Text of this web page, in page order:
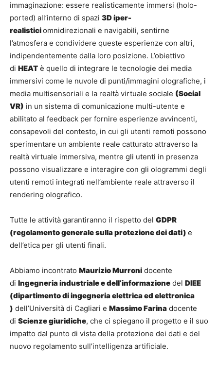
immaginazione: essere realisticamente immersi (holo-
ported) all’interno di spazi 3D iper-
realisticiomnidirezionali e navigabili, sentirne
l’atmosfera e condividere queste esperienze con altri,
indipendentemente dalla loro posizione. L’obiettivo
di HEAT è quello di integrare le tecnologie dei media
immersivi come le nuvole di punti/immagini olografiche, i
media multisensoriali e la realtà virtuale sociale (Social
VR) in un sistema di comunicazione multi-utente e
abilitato al feedback per fornire esperienze avvincenti,
consapevoli del contesto, in cui gli utenti remoti possono
sperimentare un ambiente reale catturato attraverso la
realtà virtuale immersiva, mentre gli utenti in presenza
possono visualizzare e interagire con gli ologrammi degli
utenti remoti integrati nell’ambiente reale attraverso il
rendering olografico.
Tutte le attività garantiranno il rispetto del GDPR
(regolamento generale sulla protezione dei dati) e
dell’etica per gli utenti finali.
Abbiamo incontrato Maurizio Murroni docente
di Ingegneria industriale e dell’informazione del DIEE
(dipartimento di ingegneria elettrica ed elettronica
) dell’Università di Cagliari e Massimo Farina docente
di Scienze giuridiche, che ci spiegano il progetto e il suo
impatto dal punto di vista della protezione dei dati e del
nuovo regolamento sull’intelligenza artificiale.